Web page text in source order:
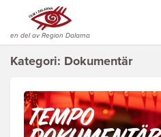
en del av Region Dalarna
Kategori: Dokumentär